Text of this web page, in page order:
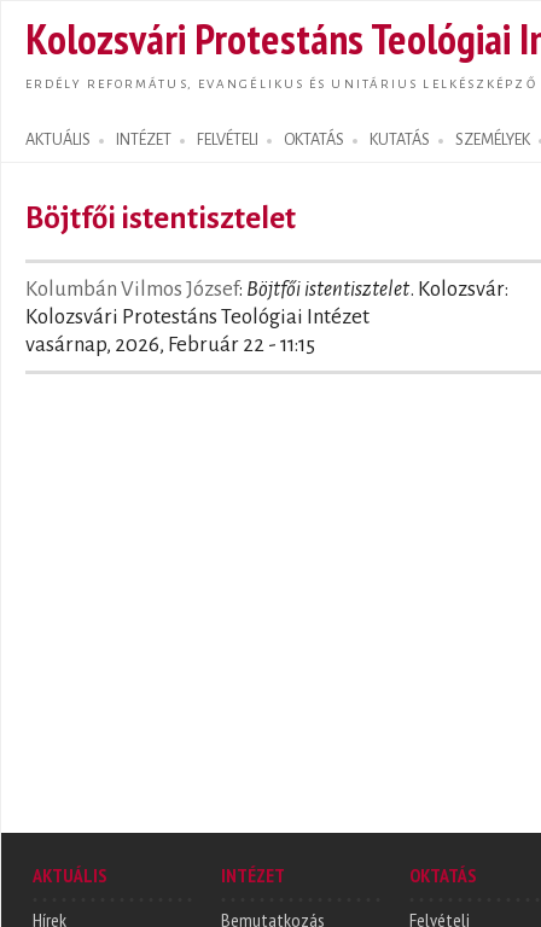
Kolozsvári Protestáns Teológiai
ERDÉLY REFORMÁTUS, EVANGÉLIKUS ÉS UNITÁRIUS LELKÉSZKÉPZŐ
AKTUÁLIS INTÉZET FELVÉTELI OKTATÁS KUTATÁS SZEMÉLYEK
Search form
Böjtfői istentisztelet
Kolumbán Vilmos József: Böjtfői istentisztelet. Kolozsvár:
Kolozsvári Protestáns Teológiai Intézet
vasárnap, 2026, Február 22 - 11:15
AKTUÁLIS
Hírek
INTÉZET
Bemutatkozás
OKTATÁS
Felvételi